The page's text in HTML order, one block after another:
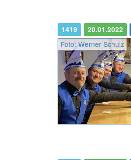
1419 20.01.2022
Foto: Werner Schulz